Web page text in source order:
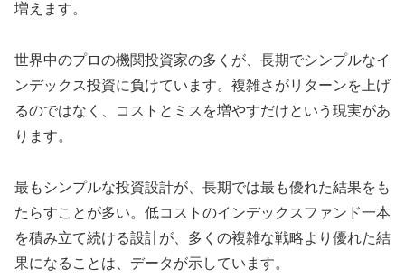
増えます。
世界中のプロの機関投資家の多くが、長期でシンプルなイ
ンデックス投資に負けています。複雑さがリターンを上げ
るのではなく、コストとミスを増やすだけという現実があ
ります。
最もシンプルな投資設計が、長期では最も優れた結果をも
たらすことが多い。低コストのインデックスファンド一本
を積み立て続ける設計が、多くの複雑な戦略より優れた結
果になることは、データが示しています。